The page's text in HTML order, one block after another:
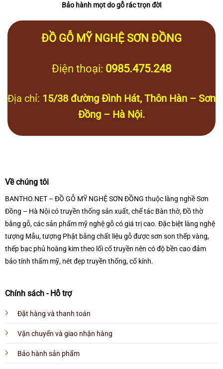
Bảo hành mọt do gỗ rác trọn đời
ĐỒ GỖ MỸ NGHỆ SƠN ĐỒNG
Điện thoại: 0985.475.248
Địa chỉ: 15/38 đường Đình Hát, Thôn Hàn – Sơn
Đồng – Hà Nội.
Về chúng tôi
BANTHO.NET – ĐỒ GỖ MỸ NGHỆ SƠN ĐỒNG thuộc làng nghề Sơn
Đồng – Hà Nội có truyền thống sản xuất, chế tác Bàn thờ, Đồ thờ
bằng gỗ, các sản phẩm mỹ nghệ gỗ có giá trị cao. Đặc biệt làng nghệ
tượng Mẫu, tượng Phật bằng chất liệu gỗ được sơn son thếp vàng,
thếp bạc phủ hoàng kim theo lối cổ truyền nên có độ bền cao đảm
bảo tính thẩm mỹ, nét đẹp truyền thống, cổ kính.
Chính sách - Hỗ trợ
Đặt hàng và thanh toán
Vận chuyển và giao nhận hàng
Bảo hành sản phẩm